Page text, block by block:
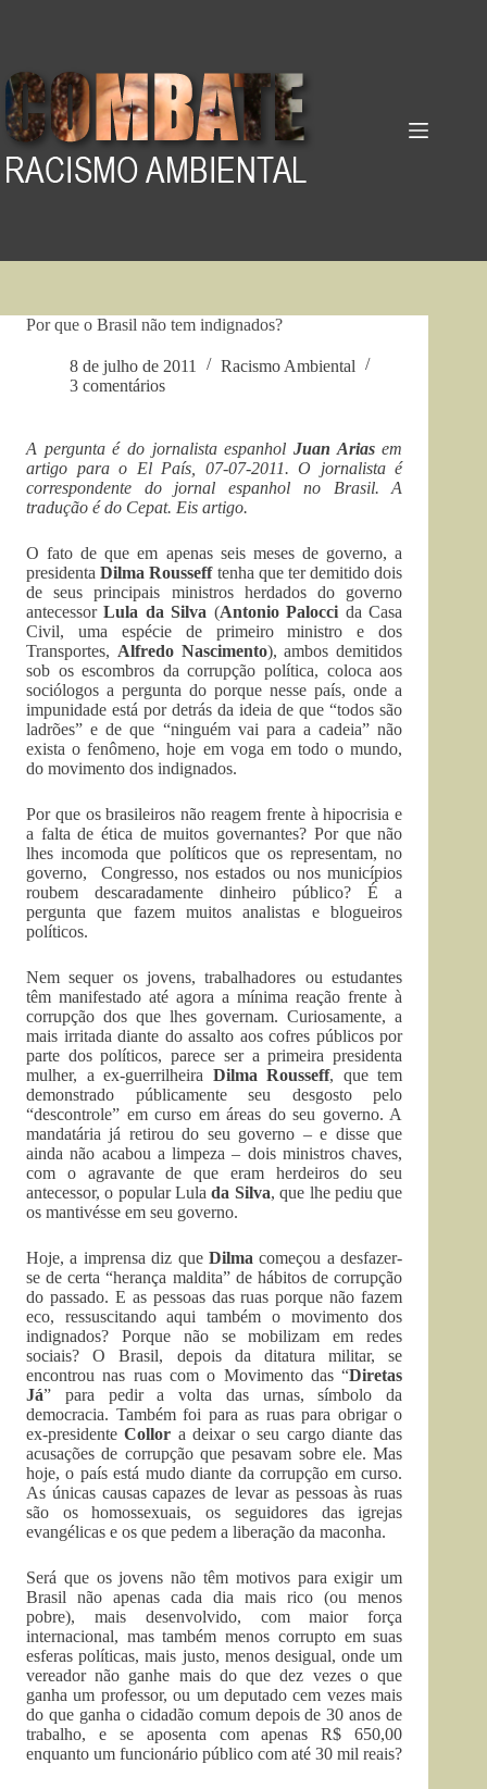
Por que o Brasil não tem indignados?
8 de julho de 2011
Racismo Ambiental
3 comentários
A pergunta é do jornalista espanhol Juan Ariasem
artigo para o El País, 07-07-2011. O jornalista é
correspondente do jornal espanhol no Brasil. A
tradução é do Cepat. Eis artigo.
O fato de que em apenas seis meses de governo, a
presidentaDilma Roussefftenha que ter demitido dois
de seus principais ministros herdados do governo
antecessorLula da Silva (Antonio Palocci da Casa
Civil, uma espécie de primeiro ministro e dos
Transportes, Alfredo Nascimento), ambos demitidos
sob os escombros da corrupção política, coloca aos
sociólogos a pergunta do porque nesse país, onde a
impunidade está por detrás da ideia de que “todos são
ladrões” e de que “ninguém vai para a cadeia” não
exista o fenômeno, hoje em voga em todo o mundo,
do movimento dos indignados.
Por que os brasileiros não reagem frente à hipocrisia e
a falta de ética de muitos governantes? Por que não
lhes incomoda que políticos que os representam, no
governo, Congresso, nos estados ou nos municípios
roubem descaradamente dinheiro público? É a
pergunta que fazem muitos analistas e blogueiros
políticos.
Nem sequer os jovens, trabalhadores ou estudantes
têm manifestado até agora a mínima reação frente à
corrupção dos que lhes governam. Curiosamente, a
mais irritada diante do assalto aos cofres públicos por
parte dos políticos, parece ser a primeira presidenta
mulher, a ex-guerrilheira Dilma Rousseff, que tem
demonstrado públicamente seu desgosto pelo
“descontrole” em curso em áreas do seu governo. A
mandatária já retirou do seu governo – e disse que
ainda não acabou a limpeza – dois ministros chaves,
com o agravante de que eram herdeiros do seu
antecessor, o popular Lulada Silva, que lhe pediu que
os mantivésse em seu governo.
Hoje, a imprensa diz queDilma começou a desfazer-
se de certa “herança maldita” de hábitos de corrupção
do passado. E as pessoas das ruas porque não fazem
eco, ressuscitando aqui também o movimento dos
indignados? Porque não se mobilizam em redes
sociais? O Brasil, depois da ditatura militar, se
encontrou nas ruas com o Movimento das “Diretas
Já” para pedir a volta das urnas, símbolo da
democracia. Também foi para as ruas para obrigar o
ex-presidenteCollor a deixar o seu cargo diante das
acusações de corrupção que pesavam sobre ele. Mas
hoje, o país está mudo diante da corrupção em curso.
As únicas causas capazes de levar as pessoas às ruas
são os homossexuais, os seguidores das igrejas
evangélicas e os que pedem a liberação da maconha.
Será que os jovens não têm motivos para exigir um
Brasil não apenas cada dia mais rico (ou menos
pobre), mais desenvolvido, com maior força
internacional, mas também menos corrupto em suas
esferas políticas, mais justo, menos desigual, onde um
vereador não ganhe mais do que dez vezes o que
ganha um professor, ou um deputado cem vezes mais
do que ganha o cidadão comum depois de 30 anos de
trabalho, e se aposenta com apenas R$ 650,00
enquanto um funcionário público com até 30 mil reais?